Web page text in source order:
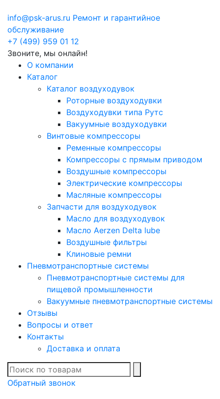
info@psk-arus.ru Ремонт и гарантийное
обслуживание
+7 (499) 959 01 12
Звоните, мы онлайн!
О компании
Каталог
Каталог воздуходувок
Роторные воздуходувки
Воздуходувки типа Рутс
Вакуумные воздуходувки
Винтовые компрессоры
Ременные компрессоры
Компрессоры с прямым приводом
Воздушные компрессоры
Электрические компрессоры
Масляные компрессоры
Запчасти для воздуходувок
Масло для воздуходувок
Масло Aerzen Delta lube
Воздушные фильтры
Клиновые ремни
Пневмотранспортные системы
Пневмотранспортные системы для
пищевой промышленности
Вакуумные пневмотранспортные системы
Отзывы
Вопросы и ответ
Контакты
Доставка и оплата
Обратный звонок